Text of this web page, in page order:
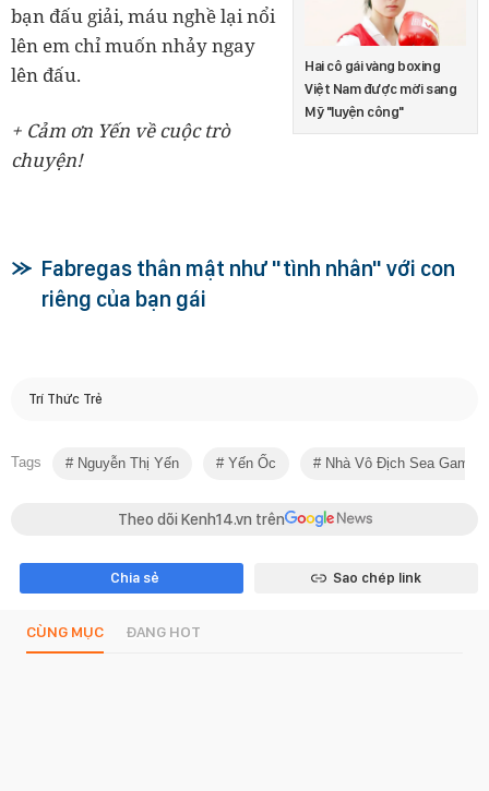
Hai cô gái vàng boxing
Việt Nam được mời sang
Mỹ "luyện công"
bạn đấu giải, máu nghề lại nổi
lên em chỉ muốn nhảy ngay
lên đấu.
+ Cảm ơn Yến về cuộc trò
chuyện!
Fabregas thân mật như "tình nhân" với con
riêng của bạn gái
Trí Thức Trẻ
Tags Nguyễn Thị Yến Yến Ốc Nhà Vô Địch Sea Games
Theo dõi Kenh14.vn trên
Chia sẻ Sao chép link
CÙNG MỤC ĐANG HOT